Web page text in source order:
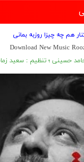
هم چه چیزا روزبه بمانی
Download New Music
حسینی ؛ تنظیم : سعید